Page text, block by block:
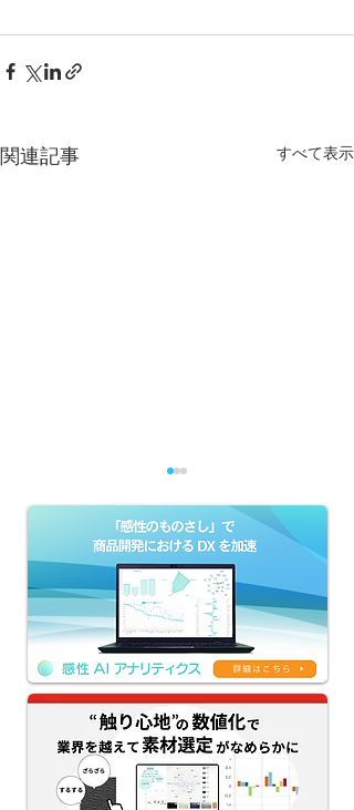
関連記事 すべて表示
官能評価の「属人化・被
験者問題・再現性」はな
ぜ起きるのか——オノマト
ペ×AIで素材の触感を数
値化・シミュレーション
する新アプローチ